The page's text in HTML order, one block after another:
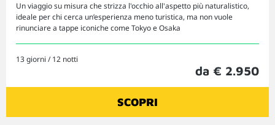
Un viaggio su misura che strizza l'occhio all'aspetto più naturalistico,
ideale per chi cerca un’esperienza meno turistica, ma non vuole
rinunciare a tappe iconiche come Tokyo e Osaka
13 giorni / 12 notti
da € 2.950
SCOPRI